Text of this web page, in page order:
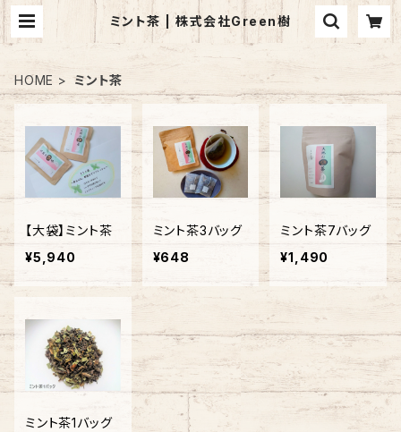
ミント茶 | 株式会社Green樹
HOME ミント茶
【大袋】ミント茶
¥5,940
ミント茶3バッグ
¥648
ミント茶7バッグ
¥1,490
ミント茶1バッグ